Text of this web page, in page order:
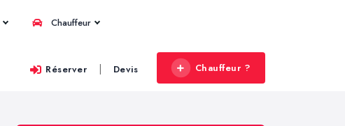
Chauffeur
Réserver | Devis Chauffeur ?